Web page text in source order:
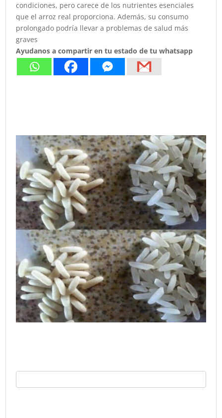
condiciones, pero carece de los nutrientes esenciales
que el arroz real proporciona. Además, su consumo
prolongado podría llevar a problemas de salud más
graves
Ayudanos a compartir en tu estado de tu whatsapp